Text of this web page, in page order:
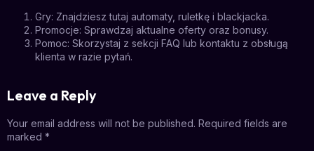
Gry: Znajdziesz tutaj automaty, ruletkę i blackjacka.
Promocje: Sprawdzaj aktualne oferty oraz bonusy.
Pomoc: Skorzystaj z sekcji FAQ lub kontaktu z obsługą
klienta w razie pytań.
Leave a Reply
Your email address will not be published. Required fields are
marked *